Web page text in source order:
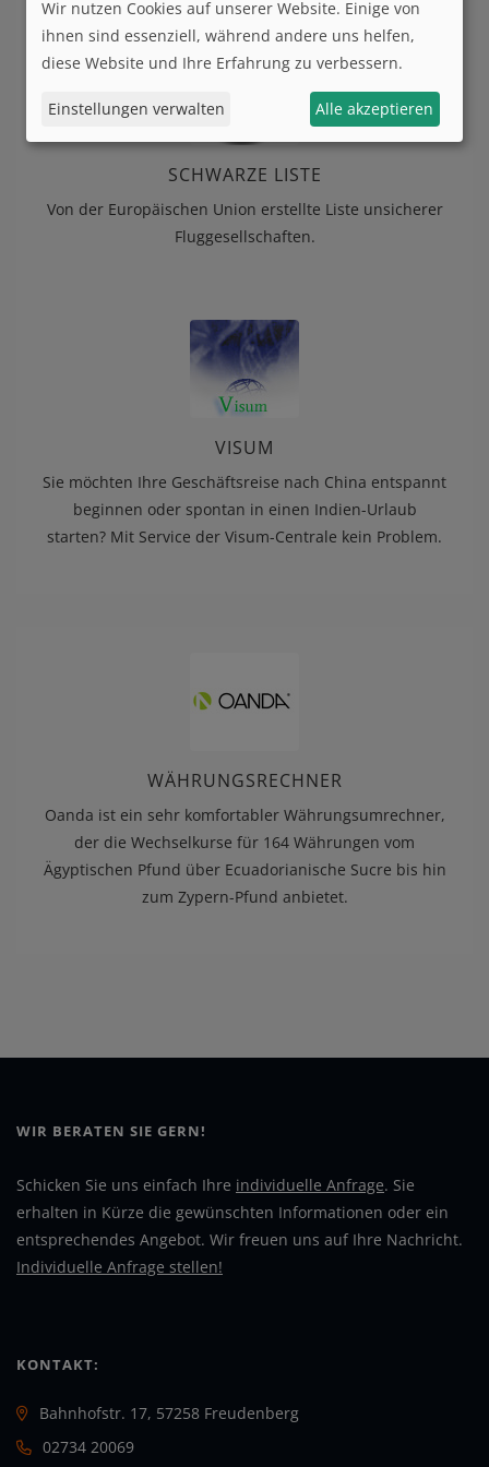
SCHWARZE LISTE
Von der Europäischen Union erstellte Liste unsicherer
Fluggesellschaften.
VISUM
Sie möchten Ihre Geschäftsreise nach China entspannt
beginnen oder spontan in einen Indien-Urlaub
starten? Mit Service der Visum-Centrale kein Problem.
WÄHRUNGSRECHNER
Oanda ist ein sehr komfortabler Währungsumrechner,
der die Wechselkurse für 164 Währungen vom
Ägyptischen Pfund über Ecuadorianische Sucre bis hin
zum Zypern-Pfund anbietet.
WIR BERATEN SIE GERN!
Schicken Sie uns einfach Ihre individuelle Anfrage. Sie
erhalten in Kürze die gewünschten Informationen oder ein
entsprechendes Angebot. Wir freuen uns auf Ihre Nachricht.
Individuelle Anfrage stellen!
KONTAKT:
Bahnhofstr. 17, 57258 Freudenberg
02734 20069
Wir nutzen Cookies auf unserer Website. Einige von
ihnen sind essenziell, während andere uns helfen,
diese Website und Ihre Erfahrung zu verbessern.
Einstellungen verwalten Alle akzeptieren